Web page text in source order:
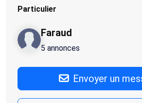
Particulier
Faraud
5 annonces
Envoyer un